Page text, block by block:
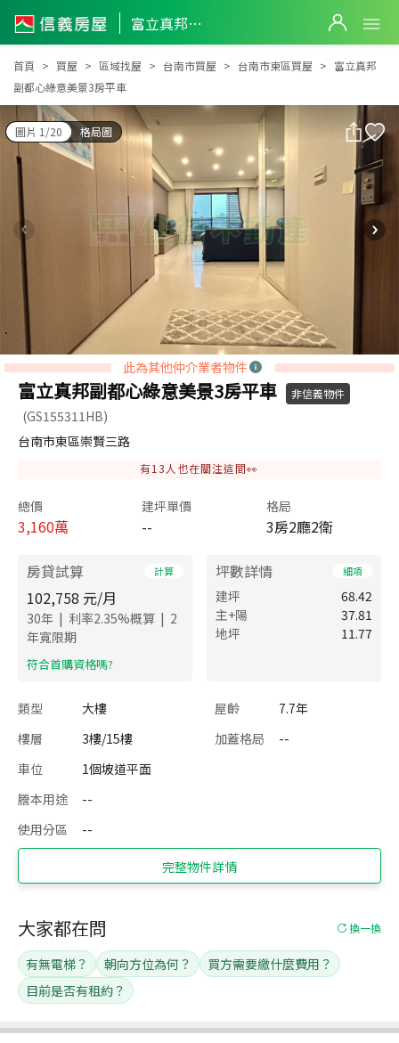
富立真邦副都心綠意美景3房平車
富立真邦副都心綠意美景3房平車
首頁 買屋 區域找屋 台南市買屋 台南市東區買屋
富立真邦
副都心綠意美景3房平車
圖片 1/20 格局圖
此為其他仲介業者物件
富立真邦副都心綠意美景3房平車 非信義物件
(GS155311HB)
台南市東區崇賢三路
有13 人也在關注這間👀
總價
3,160萬
建坪單價
--
格局
3房2廳2衛
房貸試算 計算
102,758 元/月
30年 | 利率2.35%概算 | 2
年寬限期
​符合首購資格嗎?
坪數詳情 細項
建坪
68.42
主+陽
37.81
地坪
11.77
類型 大樓 屋齡
7.7年
樓層
3樓/15樓 加蓋格局
--
車位
1個坡道平面
謄本用途
--
使用分區
--
完整物件詳情
大家都在問 換一換
有無電梯？ 朝向方位為何？
買方需要繳什麼費用？
目前是否有租約？